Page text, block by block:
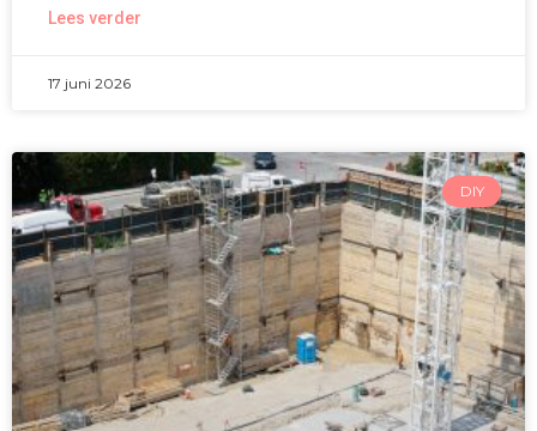
Lees verder
17 juni 2026
DIY